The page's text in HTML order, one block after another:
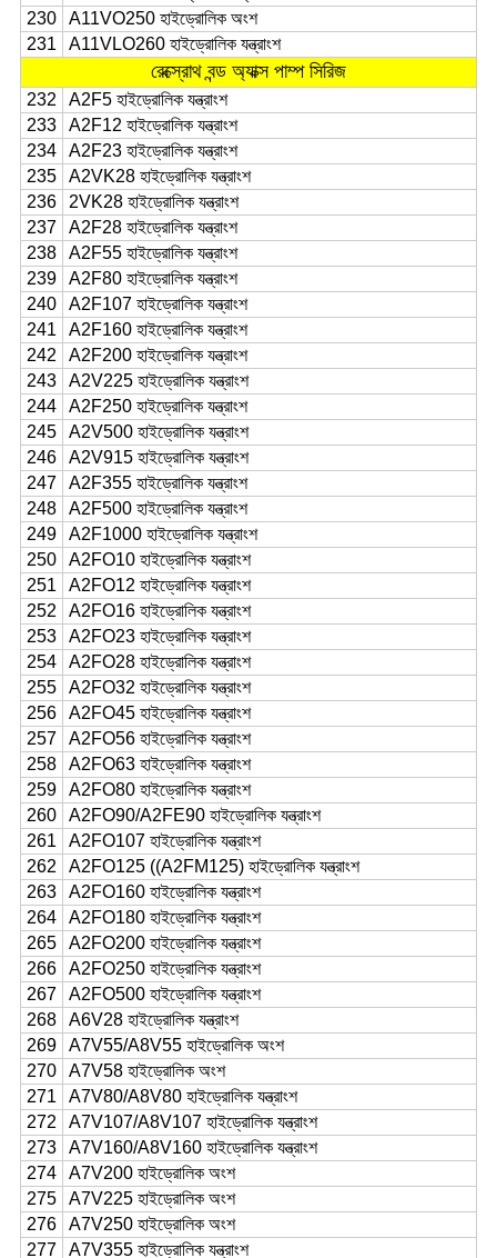
230
A11VO250 হাইড্রোলিক অংশ
231
A11VLO260 হাইড্রোলিক যন্ত্রাংশ
রেক্স্রোথ বন্ড অ্যাক্স পাম্প সিরিজ
232
A2F5 হাইড্রোলিক যন্ত্রাংশ
233
A2F12 হাইড্রোলিক যন্ত্রাংশ
234
A2F23 হাইড্রোলিক যন্ত্রাংশ
235
A2VK28 হাইড্রোলিক যন্ত্রাংশ
236
2VK28 হাইড্রোলিক যন্ত্রাংশ
237
A2F28 হাইড্রোলিক যন্ত্রাংশ
238
A2F55 হাইড্রোলিক যন্ত্রাংশ
239
A2F80 হাইড্রোলিক যন্ত্রাংশ
240
A2F107 হাইড্রোলিক যন্ত্রাংশ
241
A2F160 হাইড্রোলিক যন্ত্রাংশ
242
A2F200 হাইড্রোলিক যন্ত্রাংশ
243
A2V225 হাইড্রোলিক যন্ত্রাংশ
244
A2F250 হাইড্রোলিক যন্ত্রাংশ
245
A2V500 হাইড্রোলিক যন্ত্রাংশ
246
A2V915 হাইড্রোলিক যন্ত্রাংশ
247
A2F355 হাইড্রোলিক যন্ত্রাংশ
248
A2F500 হাইড্রোলিক যন্ত্রাংশ
249
A2F1000 হাইড্রোলিক যন্ত্রাংশ
250
A2FO10 হাইড্রোলিক যন্ত্রাংশ
251
A2FO12 হাইড্রোলিক যন্ত্রাংশ
252
A2FO16 হাইড্রোলিক যন্ত্রাংশ
253
A2FO23 হাইড্রোলিক যন্ত্রাংশ
254
A2FO28 হাইড্রোলিক যন্ত্রাংশ
255
A2FO32 হাইড্রোলিক যন্ত্রাংশ
256
A2FO45 হাইড্রোলিক যন্ত্রাংশ
257
A2FO56 হাইড্রোলিক যন্ত্রাংশ
258
A2FO63 হাইড্রোলিক যন্ত্রাংশ
259
A2FO80 হাইড্রোলিক যন্ত্রাংশ
260
A2FO90/A2FE90 হাইড্রোলিক যন্ত্রাংশ
261
A2FO107 হাইড্রোলিক যন্ত্রাংশ
262
A2FO125 ((A2FM125) হাইড্রোলিক যন্ত্রাংশ
263
A2FO160 হাইড্রোলিক যন্ত্রাংশ
264
A2FO180 হাইড্রোলিক যন্ত্রাংশ
265
A2FO200 হাইড্রোলিক যন্ত্রাংশ
266
A2FO250 হাইড্রোলিক যন্ত্রাংশ
267
A2FO500 হাইড্রোলিক যন্ত্রাংশ
268
A6V28 হাইড্রোলিক যন্ত্রাংশ
269
A7V55/A8V55 হাইড্রোলিক অংশ
270
A7V58 হাইড্রোলিক অংশ
271
A7V80/A8V80 হাইড্রোলিক যন্ত্রাংশ
272
A7V107/A8V107 হাইড্রোলিক যন্ত্রাংশ
273
A7V160/A8V160 হাইড্রোলিক যন্ত্রাংশ
274
A7V200 হাইড্রোলিক অংশ
275
A7V225 হাইড্রোলিক অংশ
276
A7V250 হাইড্রোলিক অংশ
277
A7V355 হাইড্রোলিক যন্ত্রাংশ